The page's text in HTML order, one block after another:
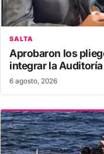
SALTA
Aprobaron los
integrar la Auditoría
6 agosto, 2026